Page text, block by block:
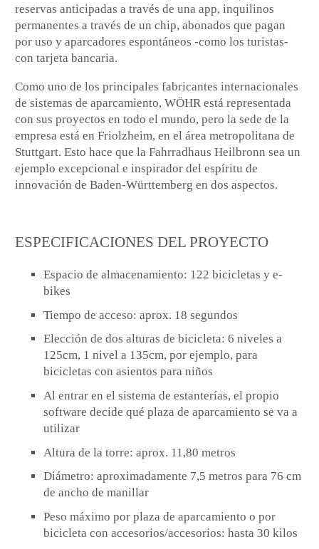
reservas anticipadas a través de una app, inquilinos
permanentes a través de un chip, abonados que pagan
por uso y aparcadores espontáneos -como los turistas-
con tarjeta bancaria.
Como uno de los principales fabricantes internacionales
de sistemas de aparcamiento, WÖHR está representada
con sus proyectos en todo el mundo, pero la sede de la
empresa está en Friolzheim, en el área metropolitana de
Stuttgart. Esto hace que la Fahrradhaus Heilbronn sea un
ejemplo excepcional e inspirador del espíritu de
innovación de Baden-Württemberg en dos aspectos.
ESPECIFICACIONES DEL PROYECTO
Espacio de almacenamiento: 122 bicicletas y e-
bikes
Tiempo de acceso: aprox. 18 segundos
Elección de dos alturas de bicicleta: 6 niveles a
125cm, 1 nivel a 135cm, por ejemplo, para
bicicletas con asientos para niños
Al entrar en el sistema de estanterías, el propio
software decide qué plaza de aparcamiento se va a
utilizar
Altura de la torre: aprox. 11,80 metros
Diámetro: aproximadamente 7,5 metros para 76 cm
de ancho de manillar
Peso máximo por plaza de aparcamiento o por
bicicleta con accesorios/accesorios: hasta 30 kilos